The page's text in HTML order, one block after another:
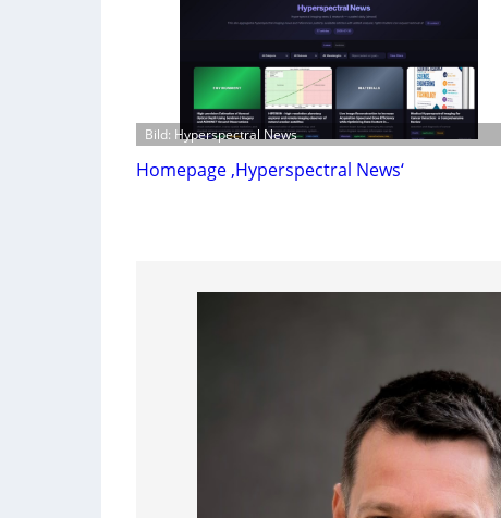
Bild: Hyperspectral News
Homepage ‚Hyperspectral News‘